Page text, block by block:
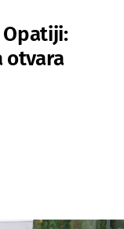
otvara